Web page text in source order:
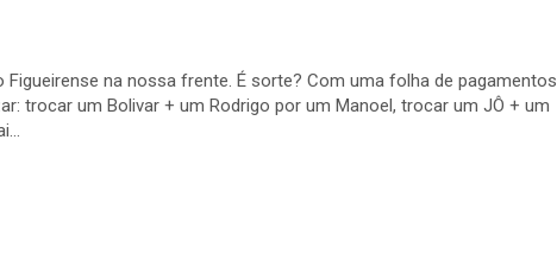
na nossa frente. É sorte? Com uma folha de pagamentos
trocar um Bolivar + um Rodrigo por um Manoel, trocar um JÔ + um